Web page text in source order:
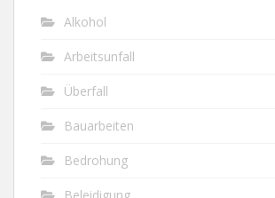
Alkohol
Arbeitsunfall
Überfall
Bauarbeiten
Bedrohung